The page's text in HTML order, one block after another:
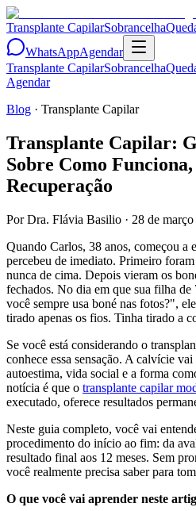
Transplante CapilarSobrancelha
WhatsAppAgendar
Transplante CapilarSobrancelha
Agendar
Blog · Transplante Capilar
Transplante Capilar:
Sobre Como Funciona,
Recuperação
PorDra. Flávia Basilio · 28 de
Quando Carlos, 38 anos, começou a
percebeu de imediato. Primeiro
nunca de cima. Depois vieram os
fechados. No dia em que sua filha
você sempre usa boné nas fotos?",
tirado apenas os fios. Tinha tirado a
Se você está considerando o
conhece essa sensação. A calvície
autoestima, vida social e a forma
notícia é que o transplante capilar
executado, oferece resultados
Neste guia completo, você vai
procedimento do início ao fim: da
resultado final aos 12 meses. Sem
você realmente precisa saber para
O que você vai aprender neste